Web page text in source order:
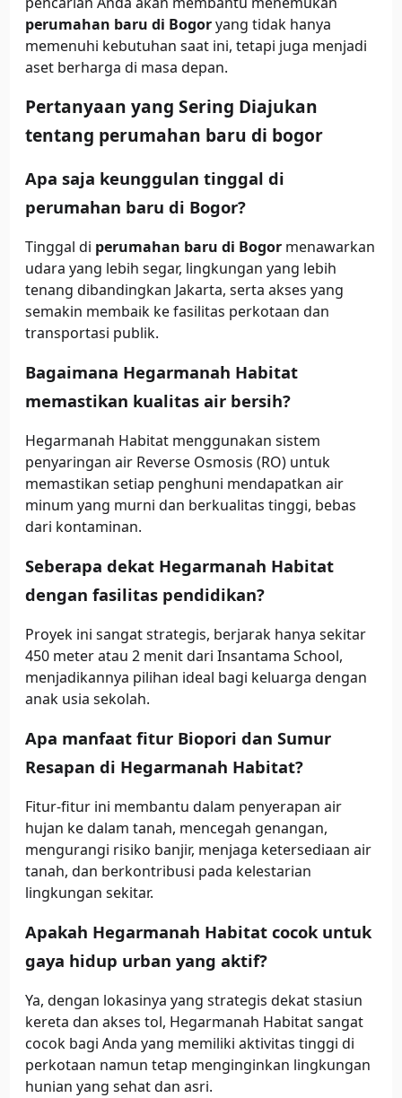
perumahan baru di Bogoryang tidak hanya
memenuhi kebutuhan saat ini, tetapi juga menjadi
aset berharga di masa depan.
Pertanyaan yang Sering Diajukan
tentang perumahan baru di bogor
Apa saja keunggulan tinggal di
perumahan baru di Bogor?
Tinggal di perumahan baru di Bogor menawarkan
udara yang lebih segar, lingkungan yang lebih
tenang dibandingkan Jakarta, serta akses yang
semakin membaik ke fasilitas perkotaan dan
transportasi publik.
Bagaimana Hegarmanah Habitat
memastikan kualitas air bersih?
Hegarmanah Habitat menggunakan sistem
penyaringan air Reverse Osmosis (RO) untuk
memastikan setiap penghuni mendapatkan air
minum yang murni dan berkualitas tinggi, bebas
dari kontaminan.
Seberapa dekat Hegarmanah Habitat
dengan fasilitas pendidikan?
Proyek ini sangat strategis, berjarak hanya sekitar
450 meter atau 2 menit dari Insantama School,
menjadikannya pilihan ideal bagi keluarga dengan
anak usia sekolah.
Apa manfaat fitur Biopori dan Sumur
Resapan di Hegarmanah Habitat?
Fitur-fitur ini membantu dalam penyerapan air
hujan ke dalam tanah, mencegah genangan,
mengurangi risiko banjir, menjaga ketersediaan air
tanah, dan berkontribusi pada kelestarian
lingkungan sekitar.
Apakah Hegarmanah Habitat cocok untuk
gaya hidup urban yang aktif?
Ya, dengan lokasinya yang strategis dekat stasiun
kereta dan akses tol, Hegarmanah Habitat sangat
cocok bagi Anda yang memiliki aktivitas tinggi di
perkotaan namun tetap menginginkan lingkungan
hunian yang sehat dan asri.